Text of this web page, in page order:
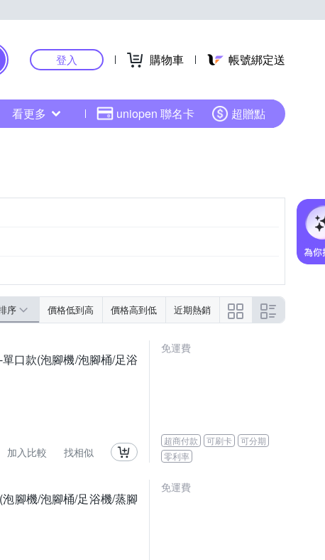
登入 購物車 帳號綁定送
看更多 uniopen 聯名卡 超贈點
序 價格低到高 價格高到低 近期熱銷
口款(泡腳機/泡腳桶/足浴
加入比較 找相似
免運費
超商付款 可刷卡
可分期
零利率
腳機/泡腳桶/足浴機/蒸腳
免運費